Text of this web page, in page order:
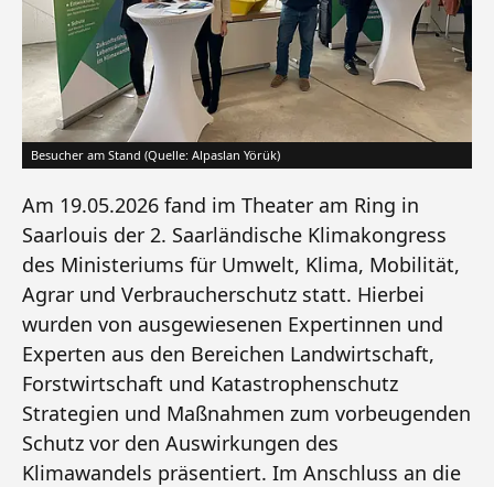
Besucher am Stand (Quelle: Alpaslan Yörük)
Am 19.05.2026 fand im Theater am Ring in
Saarlouis der 2. Saarländische Klimakongress
des Ministeriums für Umwelt, Klima, Mobilität,
Agrar und Verbraucherschutz statt. Hierbei
wurden von ausgewiesenen Expertinnen und
Experten aus den Bereichen Landwirtschaft,
Forstwirtschaft und Katastrophenschutz
Strategien und Maßnahmen zum vorbeugenden
Schutz vor den Auswirkungen des
Klimawandels präsentiert. Im Anschluss an die